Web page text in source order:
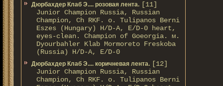
Дюрбахдер Клаб Э.... розовая лента. [11]
Junior Champion Russia, Russian
Champion, Ch RKF. о. Tulipanos Berni
Eszes (Hungary) H/D-A, E/D-0 heart,
eyes-clean. Champion of Gоeorgia. м.
Dyourbahler Klab Mormoreto Freskoba
(Russia) H/D-А, E/D-0
Дюрбахдер Клаб Э.... коричневая лента. [12]
Junior Champion Russia, Russian
Champion, Ch RKF. о. Tulipanos Berni